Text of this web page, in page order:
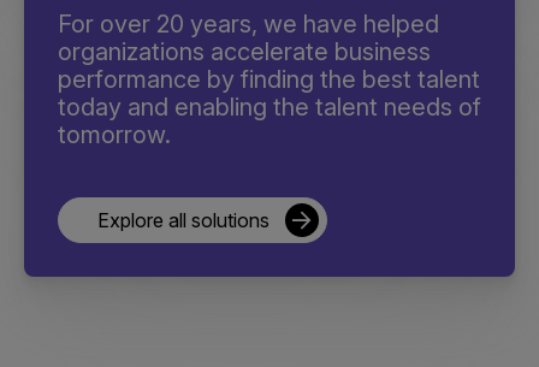
For over 20 years, we have helped
organizations accelerate business
performance by finding the best talent
today and enabling the talent needs of
tomorrow.
Explore all solutions